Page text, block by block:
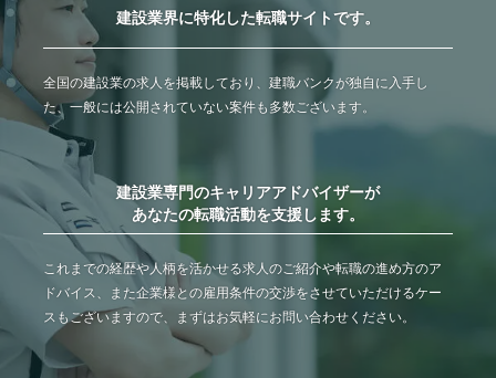
建設業界に特化した転職サイトです。
全国の建設業の求人を掲載しており、建職バンクが独自に入手し
た、一般には公開されていない案件も多数ございます。
建設業専門のキャリアアドバイザーが
あなたの転職活動を支援します。
これまでの経歴や人柄を活かせる求人のご紹介や転職の進め方のア
ドバイス、また企業様との雇用条件の交渉をさせていただけるケー
スもございますので、まずはお気軽にお問い合わせください。